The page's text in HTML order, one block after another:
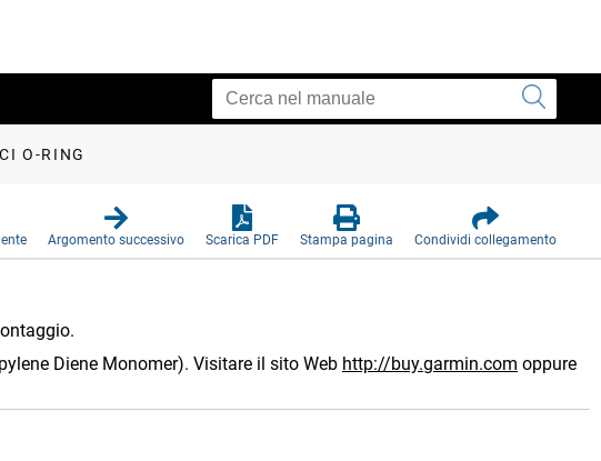
O-RING
Argomento successivo Scarica PDF Stampa pagina Condividi collegamento
Diene Monomer). Visitare il sito Web http://buy.garmin.com oppure